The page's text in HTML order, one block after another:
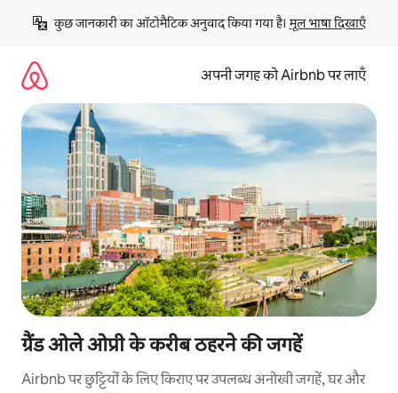
छोड़कर
कॉन्टेंट
कुछ जानकारी का ऑटोमैटिक अनुवाद किया गया है। मूल भाषा दिखाएँ
अपनी जगह को Airbnb पर लाएँ
ग्रैंड ओले ओप्री के करीब ठहरने की जगहें
Airbnb पर छुट्टियों के लिए किराए पर उपलब्ध अनोखी जगहें, घर और